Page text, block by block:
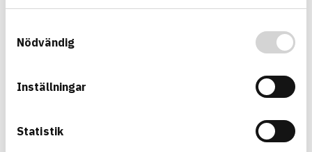
Nödvändig
Inställningar
Statistik
EPU0058, EPU0064
01703 Fogmassa
Wolf Group OÜ
Information available
RENEWABILITY Information ej lämnad